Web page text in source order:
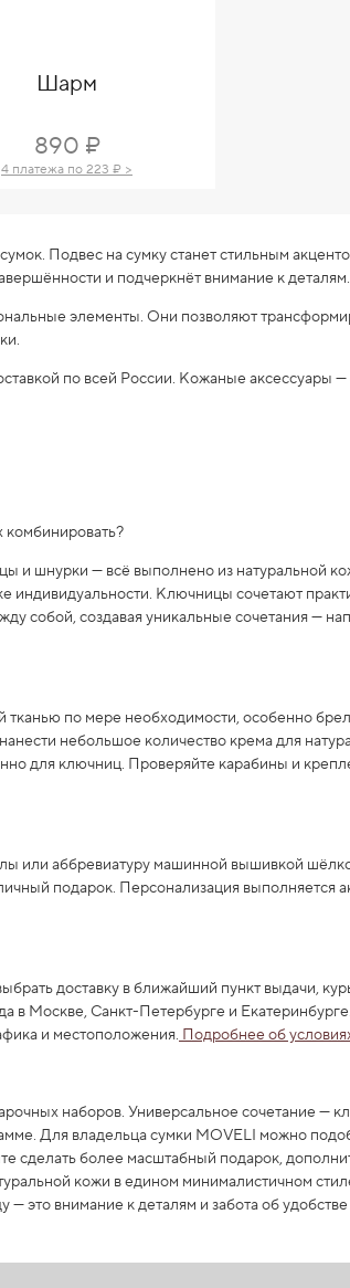
Шарм
890 ₽
4 платежа по 223 ₽ >
Подвес на сумку станет стильным
и подчеркнёт внимание к деталям.
элементы. Они позволяют
по всей России. Кожаные аксессуары
комбинировать?
шнурки — всё выполнено из натуральной
индивидуальности. Ключницы сочетают
собой, создавая уникальные сочетания —
по мере необходимости, особенно
небольшое количество крема для
для ключниц. Проверяйте карабины и
или аббревиатуру машинной вышивкой
подарок. Персонализация выполняется
доставку в ближайший пункт выдачи,
в Москве, Санкт-Петербурге и
и местоположения. Подробнее об
наборов. Универсальное сочетание —
Для владельца сумки MOVELI можно
сделать более масштабный подарок,
кожи в едином минималистичном
это внимание к деталям и забота об